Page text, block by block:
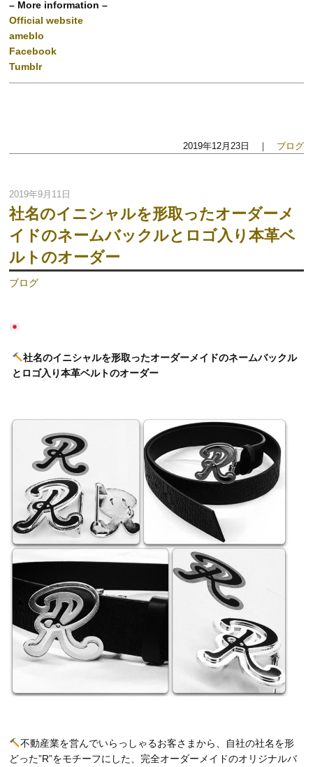
– More information –
Official website
ameblo
Facebook
Tumblr
2019年12月23日 ｜ ブログ
2019年9月11日
社名のイニシャルを形取ったオーダーメ
イドのネームバックルとロゴ入り本革ベ
ルトのオーダー
ブログ
社名のイニシャルを形取ったオーダーメイドのネームバックル
とロゴ入り本革ベルトのオーダー
不動産業を営んでいらっしゃるお客さまから、自社の社名を形
どった”R”をモチーフにした、完全オーダーメイドのオリジナルバ